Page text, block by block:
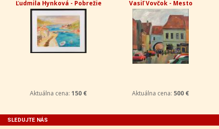
Ľudmila Hynková - Pobrežie
Aktuálna cena: 150 €
Vasiľ Vovčok - Mesto
Aktuálna cena: 500 €
SLEDUJTE NÁS